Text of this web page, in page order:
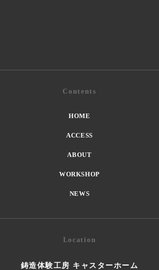
Contents
HOME
ACCESS
ABOUT
WORKSHOP
NEWS
Location
鋳造体験工房 キャスターホーム